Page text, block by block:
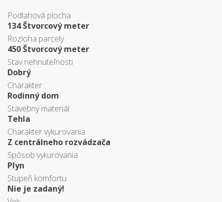
Podlahová plocha
134 Štvorcový meter
Rozloha parcely
450 Štvorcový meter
Stav nehnuteľnosti
Dobrý
Charakter
Rodinný dom
Stavebný materiál
Tehla
Charakter vykurovania
Z centrálneho rozvádzača
Spôsob vykurovania
Plyn
Stupeň komfortu
Nie je zadaný!